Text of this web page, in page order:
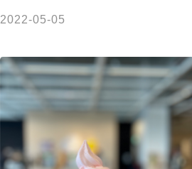
2022-05-05